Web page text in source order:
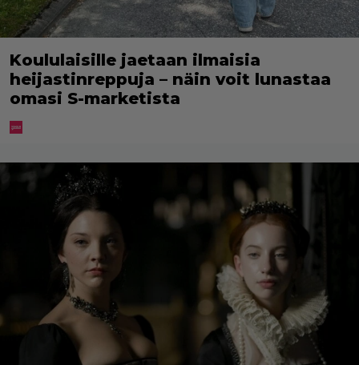
Koululaisille jaetaan ilmaisia
heijastinreppuja – näin voit lunastaa
omasi S-marketista